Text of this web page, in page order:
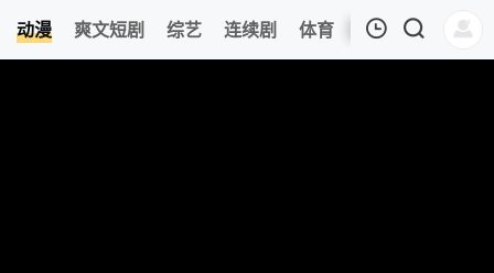
动漫 爽文短剧 综艺 连续剧 体育 追剧周表 今日